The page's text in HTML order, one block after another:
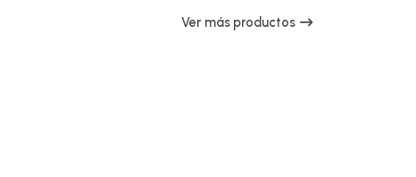
Ver más productos